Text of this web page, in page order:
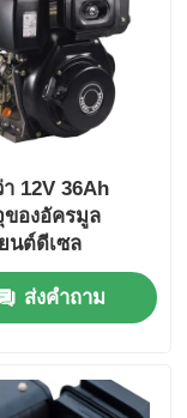
12V 36Ah
ของอัครมูล
นต์ดีเซล
กรรม ให้มิติรวม
มม สําห
งานอุตสาหกรรม
ส่งคำถาม